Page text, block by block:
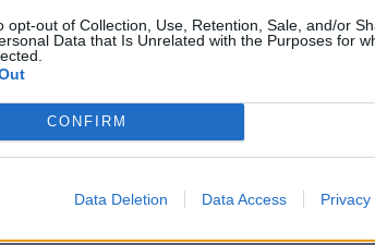
opt-out of Collection, Use, Retention, Sale, and/or
Data that Is Unrelated with the Purposes for
CONFIRM
Data Deletion Data Access Privacy
për të festuar 30 vjetorin e
“All I Want For Christmas Is